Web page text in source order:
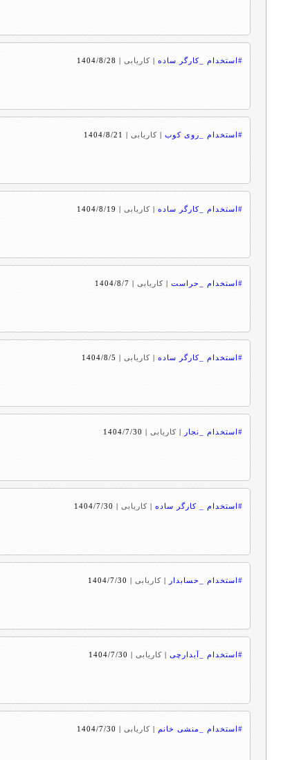
#استخدام _کارگر ساده | کاریابی|
1404/8/28
#استخدام _روی کوب | کاریابی|
1404/8/21
#استخدام _کارگر ساده | کاریابی|
1404/8/19
#استخدام _حراست | کاریابی|
1404/8/7
#استخدام _کارگر ساده | کاریابی|
1404/8/5
#استخدام _نجار | کاریابی|
1404/7/30
#استخدام _ کارگر ساده | کاریابی|
1404/7/30
#استخدام _حسابدار | کاریابی|
1404/7/30
#استخدام _آبدارچی | کاریابی|
1404/7/30
#استخدام _منشی خانم | کاریابی|
1404/7/30